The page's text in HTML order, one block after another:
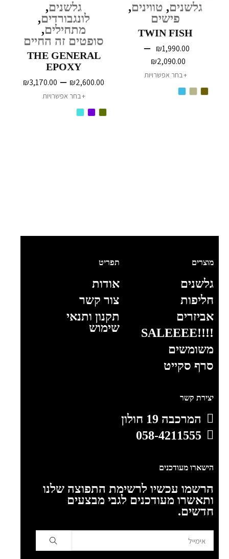
גלשנים, טווינים,
פישים
TWIN FISH
₪1,990.00
–
₪2,090.00
בחר אפשרויות
גלשנים,
לונגבורדים,
מתחילים,
סופטים זה החיים
THE GENERAL
EPOXY
SOFTBOARD
₪2,600.00
–
₪3,170.00
בחר אפשרויות
מוצרים
גלשנים
חליפות
אביזרים
!!!!SALEEEE
משומשים
סרף סקייט
תפריט
אודות
צור קשר
תקנון ותנאי
שימוש
יצירת קשר
המרכבה 19 חולון
058-4211555
הישארו מעודכנים
הרשמו עכשיו לרשימת התפוצה שלנו
ותאשרו מעודכנים לגבי מבצעים
חדשים.